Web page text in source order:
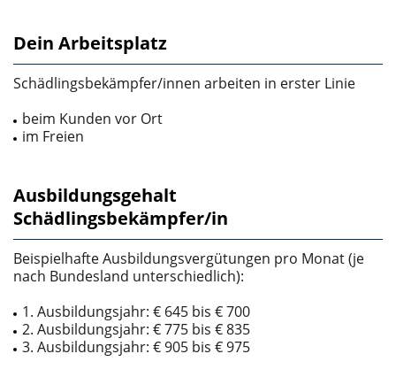
Dein Arbeitsplatz
Schädlingsbekämpfer/innen arbeiten in erster Linie
beim Kunden vor Ort
im Freien
Ausbildungsgehalt
Schädlingsbekämpfer/in
Beispielhafte Ausbildungsvergütungen pro Monat (je
nach Bundesland unterschiedlich):
1. Ausbildungsjahr: € 645 bis € 700
2. Ausbildungsjahr: € 775 bis € 835
3. Ausbildungsjahr: € 905 bis € 975